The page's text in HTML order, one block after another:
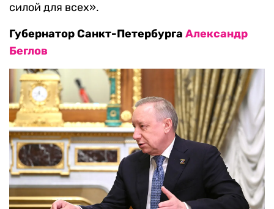
силой для всех».
Губернатор Санкт-Петербурга Александр
Беглов